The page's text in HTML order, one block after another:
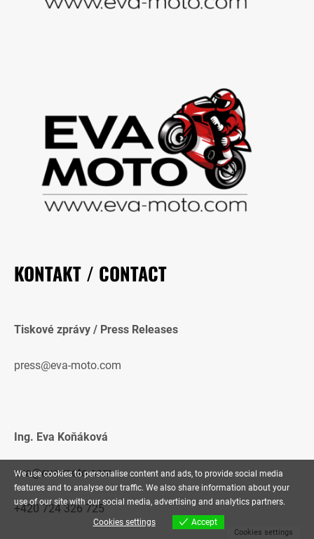
KONTAKT / CONTACT
Tiskové zprávy / Press Releases
press@eva-moto.com
Ing. Eva Koňáková
eva@eva-moto.com
+420 724 326 725
We use cookies to personalise content and ads, to provide social media
features and to analyse our traffic. We also share information about your
use of our site with our social media, advertising and analytics partners.
Cookies settings Accept
Cookies settings